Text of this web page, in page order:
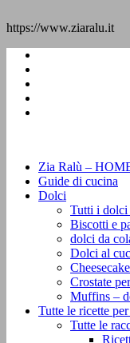
https://www.ziaralu.it
Zia Ralù –
Guide di cucina
Dolci
Tutti i dolci
Biscotti e
dolci da
Dolci al
Crostate
Muffins –
Tutte le ricette
Tutte le